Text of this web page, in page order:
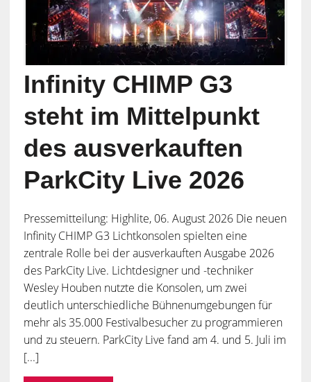
Infinity CHIMP G3
steht im Mittelpunkt
des ausverkauften
ParkCity Live 2026
Pressemitteilung: Highlite, 06. August 2026 Die neuen
Infinity CHIMP G3 Lichtkonsolen spielten eine
zentrale Rolle bei der ausverkauften Ausgabe 2026
des ParkCity Live. Lichtdesigner und -techniker
Wesley Houben nutzte die Konsolen, um zwei
deutlich unterschiedliche Bühnenumgebungen für
mehr als 35.000 Festivalbesucher zu programmieren
und zu steuern. ParkCity Live fand am 4. und 5. Juli im
[...]